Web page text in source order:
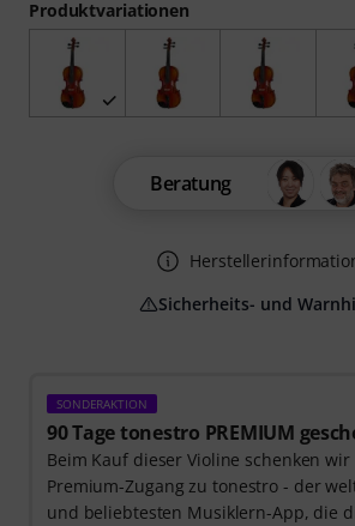
SONDERAKTION
90 Tage tonestro PREMIUM
Beim Kauf dieser Violine schenken wir
Premium-Zugang zu tonestro - der
und beliebtesten Musiklern-App, die
Produktvariationen
Beratung
Sicherheits- und